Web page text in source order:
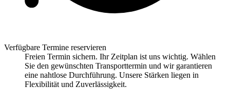
Verfügbare Termine reservieren
Freien Termin sichern. Ihr Zeitplan ist uns wichtig. Wählen
Sie den gewünschten Transporttermin und wir garantieren
eine nahtlose Durchführung. Unsere Stärken liegen in
Flexibilität und Zuverlässigkeit.